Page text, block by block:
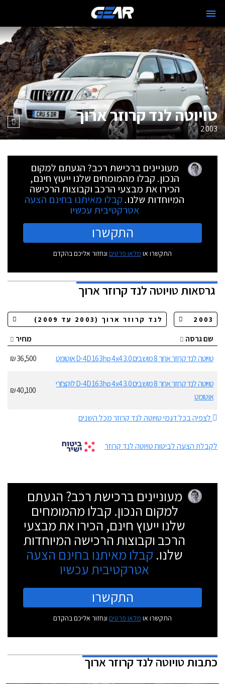
טויוטה לנד קרוזר ארוך
2003
מעוניינים ברכישת רכב? הגעתם למקום
הנכון. קבלו מהמומחים שלנו ייעוץ חינם,
הכירו את מבצעי הרכב וקבוצות הרכישה
המיוחדות שלנו. קבלו מאיתנו בחינם הצעה
אטרקטיבית עכשיו
התקשרו
התקשרו או מלאו פרטים ונחזור אליכם בהקדם
גרסאותטויוטה לנד קרוזר ארוך
שם גרסה
מחיר
טויוטה לנד קרוזר ארוך 8 מושבים 3.0 D-4D 163hp 4x4 אוטומט
36,500 ₪
טויוטה לנד קרוזר ארוך 8 מושבים 3.0 D-4D 163hp 4x4 לוקצ'ורי
אוטומט
40,100 ₪
לצפיה בכל דגמי טויוטה לנד קרוזר מכל השנים
לקבלת הצעה לביטוח טויוטה לנד קרוזר
מעוניינים ברכישת רכב? הגעתם
למקום הנכון. קבלו מהמומחים
שלנו ייעוץ חינם, הכירו את מבצעי
הרכב וקבוצות הרכישה המיוחדות
שלנו. קבלו מאיתנו בחינם הצעה
אטרקטיבית עכשיו
התקשרו
התקשרו או מלאו פרטים ונחזור אליכם בהקדם
כתבותטויוטה לנד קרוזר ארוך